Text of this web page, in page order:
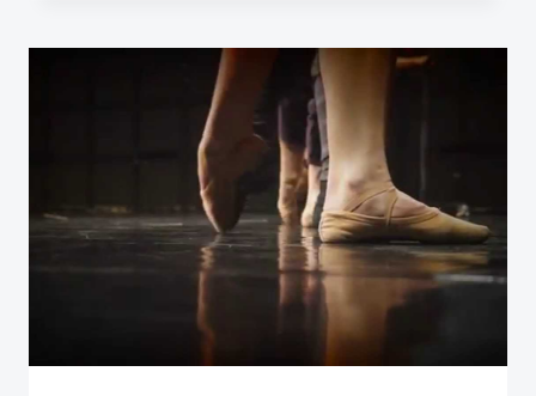
ТАЛЕНТОВАН,
А
ЖИВИШ
СРБИЈИ